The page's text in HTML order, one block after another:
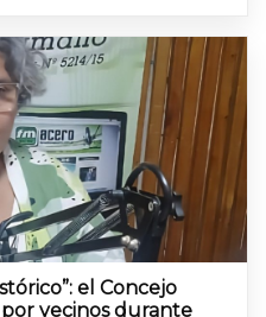
el Concejo
vecinos durante